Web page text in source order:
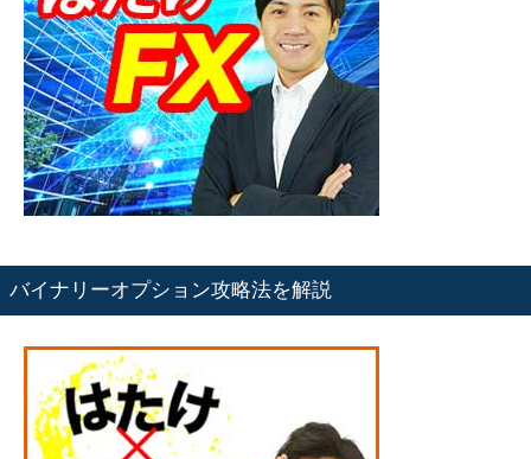
バイナリーオプション攻略法を解説